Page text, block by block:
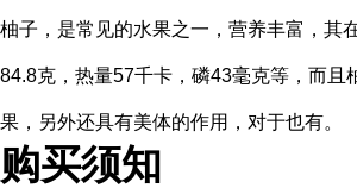
柚子，是常见的水果之一，营养丰富，其
84.8克，热量57千卡，磷43毫克等，而且
果，另外还具有美体的作用，对于也有。
购买须知